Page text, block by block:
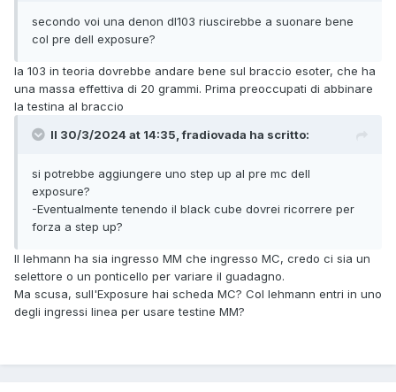
secondo voi una denon dl103 riuscirebbe a suonare bene
col pre dell exposure?
la 103 in teoria dovrebbe andare bene sul braccio esoter, che ha
una massa effettiva di 20 grammi. Prima preoccupati di abbinare
la testina al braccio
Il 30/3/2024 at 14:35, fradiovada ha scritto:
si potrebbe aggiungere uno step up al pre mc dell
exposure?
-Eventualmente tenendo il black cube dovrei ricorrere per
forza a step up?
Il lehmann ha sia ingresso MM che ingresso MC, credo ci sia un
selettore o un ponticello per variare il guadagno.
Ma scusa, sull'Exposure hai scheda MC? Col lehmann entri in uno
degli ingressi linea per usare testine MM?